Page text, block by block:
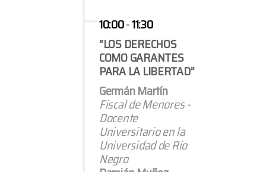
10:00-11:30
“LOS DERECHOS
COMO GARANTES
PARA LA LIBERTAD”
Germán Martín
Fiscal de Menores -
Docente
Universitario en la
Universidad de Río
Negro